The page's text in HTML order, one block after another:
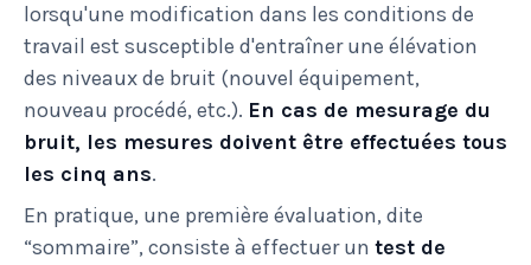
lorsqu'une modification dans les conditions de
travail est susceptible d'entraîner une élévation
des niveaux de bruit (nouvel équipement,
nouveau procédé, etc.). En cas de mesurage du
bruit, les mesures doivent être effectuées tous
les cinq ans.
En pratique, une première évaluation, dite
“sommaire”, consiste à effectuer un test de